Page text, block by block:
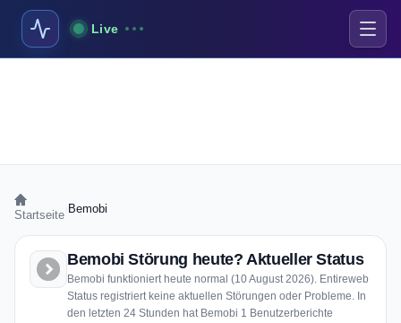
Live
Startseite Bemobi
Bemobi Störung heute? Aktueller Status
Bemobi funktioniert heute normal (10 August 2026). Entireweb
Status registriert keine aktuellen Störungen oder Probleme. In
den letzten 24 Stunden hat Bemobi 1 Benutzerberichte